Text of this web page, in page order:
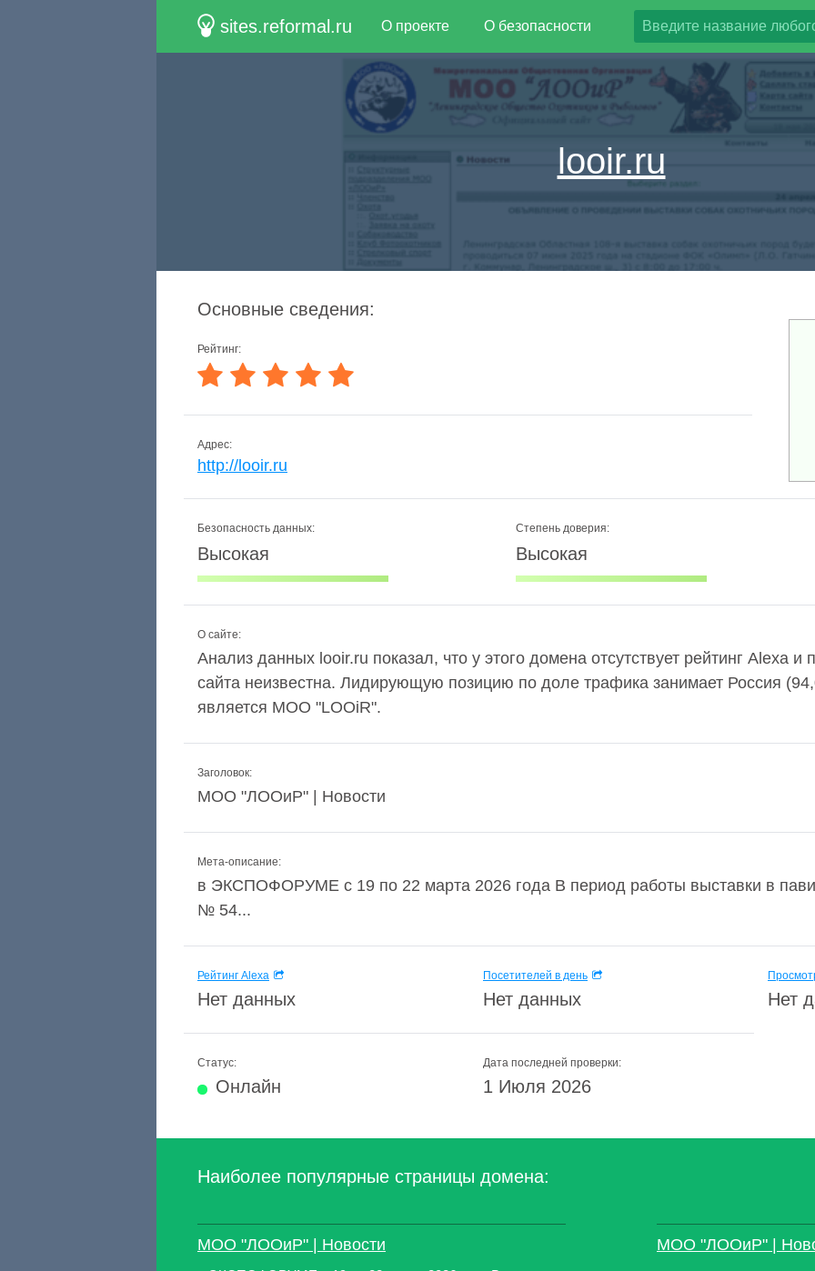
sites.reformal.ru О проекте О безопасности
looir.ru
Основные сведения:
Рейтинг:
Адрес:
http://looir.ru
Безопасность данных:
Высокая
Степень доверия:
Высокая
О сайте:
Анализ данных looir.ru показал, что у этого домена отсутствует рейтинг Alexa и
сайта неизвестна. Лидирующую позицию по доле трафика занимает Россия
является MOO "LOOiR".
Заголовок:
МОО "ЛООиР" | Новости
Мета-описание:
в ЭКСПОФОРУМЕ с 19 по 22 марта 2026 года В период работы выставки в
№ 54...
Рейтинг Alexa
Нет данных
Посетителей в день
Нет данных Нет
Статус:
Онлайн
Дата последней проверки:
1 Июля 2026
Наиболее популярные страницы домена:
МОО "ЛООиР" | Новости МОО "ЛООиР" |